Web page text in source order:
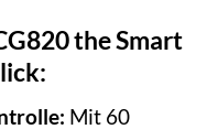
the Smart
Mit 60